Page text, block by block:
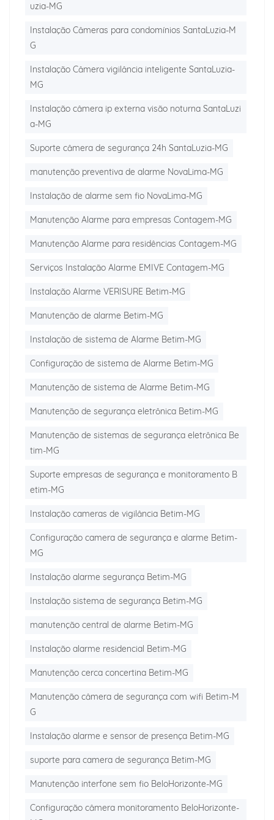
uzia-MG
Instalação Câmeras para condomínios SantaLuzia-M
G
Instalação Câmera vigilância inteligente SantaLuzia-
MG
Instalação câmera ip externa visão noturna SantaLuzi
a-MG
Suporte câmera de segurança 24h SantaLuzia-MG
manutenção preventiva de alarme NovaLima-MG
Instalação de alarme sem fio NovaLima-MG
Manutenção Alarme para empresas Contagem-MG
Manutenção Alarme para residências Contagem-MG
Serviços Instalação Alarme EMIVE Contagem-MG
Instalação Alarme VERISURE Betim-MG
Manutenção de alarme Betim-MG
Instalação de sistema de Alarme Betim-MG
Configuração de sistema de Alarme Betim-MG
Manutenção de sistema de Alarme Betim-MG
Manutenção de segurança eletrônica Betim-MG
Manutenção de sistemas de segurança eletrônica Be
tim-MG
Suporte empresas de segurança e monitoramento B
etim-MG
Instalação cameras de vigilância Betim-MG
Configuração camera de segurança e alarme Betim-
MG
Instalação alarme segurança Betim-MG
Instalação sistema de segurança Betim-MG
manutenção central de alarme Betim-MG
Instalação alarme residencial Betim-MG
Manutenção cerca concertina Betim-MG
Manutenção câmera de segurança com wifi Betim-M
G
Instalação alarme e sensor de presença Betim-MG
suporte para camera de segurança Betim-MG
Manutenção interfone sem fio BeloHorizonte-MG
Configuração câmera monitoramento BeloHorizonte-